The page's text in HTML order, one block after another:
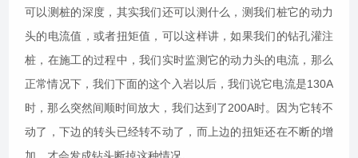
可以测桩的深度，其实我们还可以测什么，测我们桩它的动力
头的电流值，或者扭矩值，可以这样讲，如果我们的钻孔灌注
桩，在施工的过程中，我们实时监测它的动力头的电流，那么
正常情况下，我们下面的这个入岩以后，我们说它电流是130A
时，那么突然间顺时间放大，我们达到了200A时。因为它转不
动了，下边的转头已经转不动了，而上边的扭矩还在不断的增